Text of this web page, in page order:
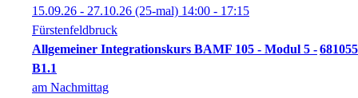
15.09.26 - 27.10.26 (25-mal) 14:00 - 17:15
Fürstenfeldbruck
Allgemeiner Integrationskurs BAMF 105 - Modul 5 -
B1.1
681055
am Nachmittag